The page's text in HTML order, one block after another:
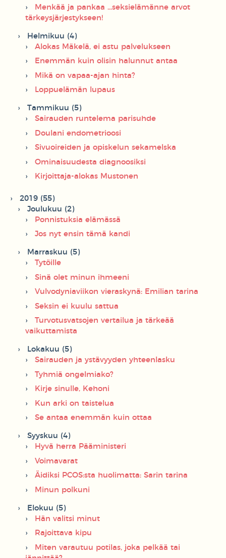
Menkää ja pankaa ...seksielämänne arvot
tärkeysjärjestykseen!
Helmikuu (4)
Alokas Mäkelä, ei astu palvelukseen
Enemmän kuin olisin halunnut antaa
Mikä on vapaa-ajan hinta?
Loppuelämän lupaus
Tammikuu (5)
Sairauden runtelema parisuhde
Doulani endometrioosi
Sivuoireiden ja opiskelun sekamelska
Ominaisuudesta diagnoosiksi
Kirjoittaja-alokas Mustonen
2019 (55)
Joulukuu (2)
Ponnistuksia elämässä
Jos nyt ensin tämä kandi
Marraskuu (5)
Tytöille
Sinä olet minun ihmeeni
Vulvodyniaviikon vieraskynä: Emilian tarina
Seksin ei kuulu sattua
Turvotusvatsojen vertailua ja tärkeää
vaikuttamista
Lokakuu (5)
Sairauden ja ystävyyden yhteenlasku
Tyhmiä ongelmiako?
Kirje sinulle, Kehoni
Kun arki on taistelua
Se antaa enemmän kuin ottaa
Syyskuu (4)
Hyvä herra Pääministeri
Voimavarat
Äidiksi PCOS:sta huolimatta: Sarin tarina
Minun polkuni
Elokuu (5)
Hän valitsi minut
Rajoittava kipu
Miten varautuu potilas, joka pelkää tai